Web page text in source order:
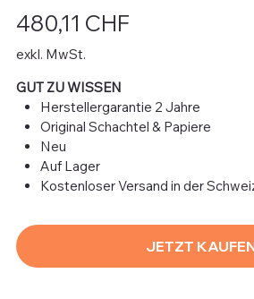
480,11 CHF
exkl. MwSt.
GUT ZU WISSEN
Herstellergarantie 2 Jahre
Original Schachtel & Papiere
Neu
Auf Lager
Kostenloser Versand in der
JETZT